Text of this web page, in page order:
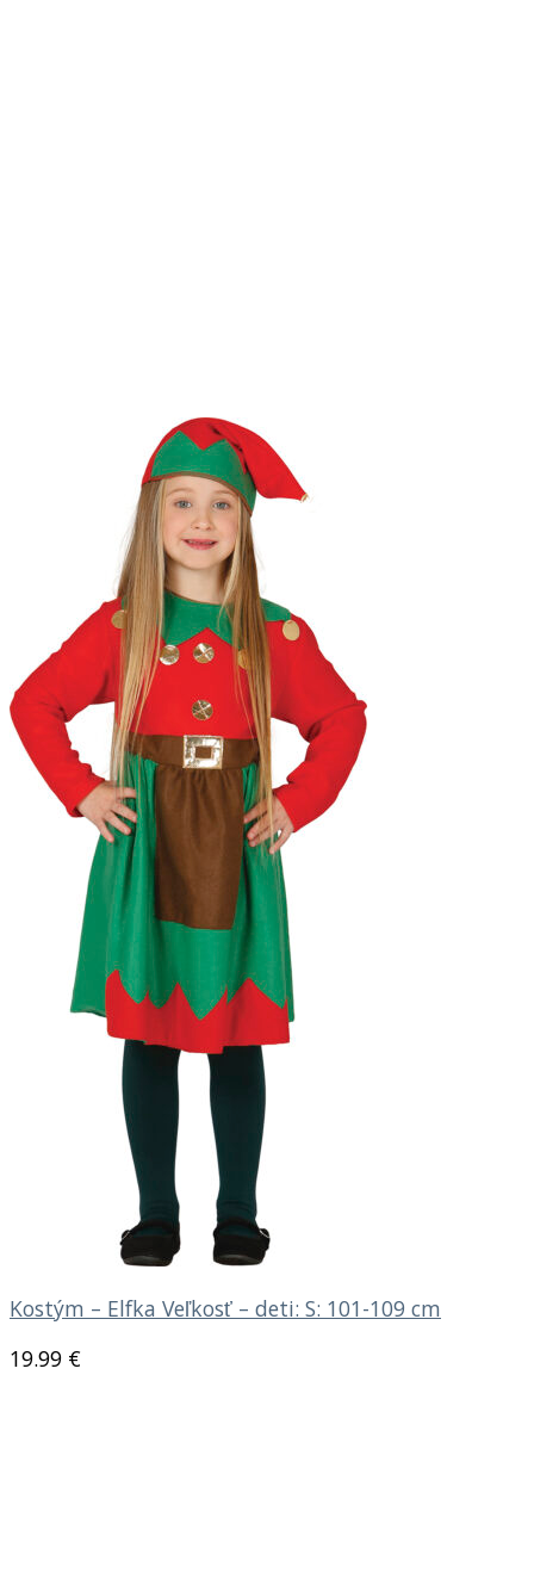
Kostým – Elfka Veľkosť – deti: S: 101-109 cm
19.99 €